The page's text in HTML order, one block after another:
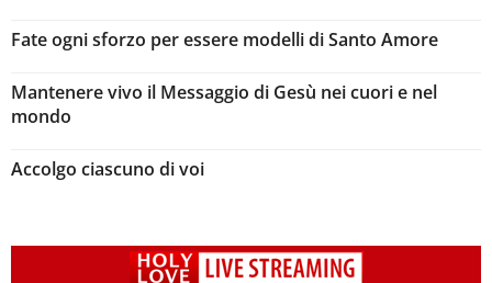
Fate ogni sforzo per essere modelli di Santo Amore
Mantenere vivo il Messaggio di Gesù nei cuori e nel
mondo
Accolgo ciascuno di voi